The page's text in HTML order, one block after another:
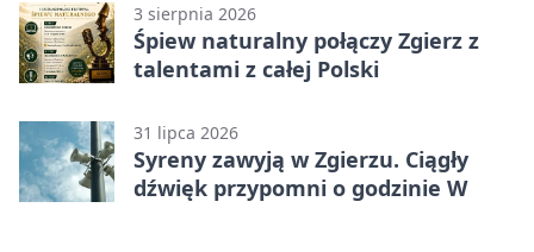
3 sierpnia 2026
Śpiew naturalny połączy Zgierz z
talentami z całej Polski
31 lipca 2026
Syreny zawyją w Zgierzu. Ciągły
dźwięk przypomni o godzinie W